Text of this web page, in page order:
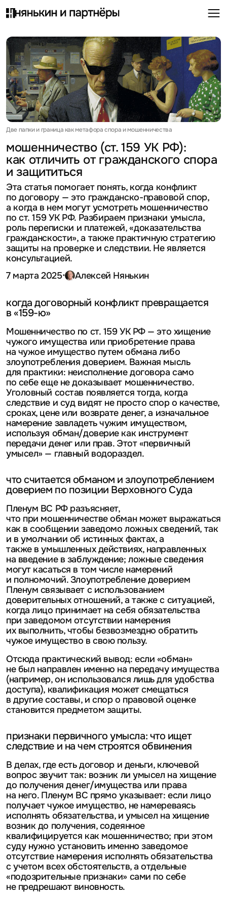
Две папки и граница как метафора спора и мошенничества
мошенничество (ст. 159 УК РФ):
как отличить от гражданского спора
и защититься
Эта статья помогает понять, когда конфликт
по договору — это гражданско-правовой спор,
а когда в нем могут усмотреть мошенничество
по ст. 159 УК РФ. Разбираем признаки умысла,
роль переписки и платежей, «доказательства
гражданскости», а также практичную стратегию
защиты на проверке и следствии.Не является
консультацией.
7 марта 2025· Алексей Нянькин
когда договорный конфликт превращается
в «159-ю»
Мошенничество по ст. 159 УК РФ — это хищение
чужого имущества или приобретение права
на чужое имущество путем обмана либо
злоупотребления доверием. Важная мысль
для практики: неисполнение договора само
по себе еще не доказывает мошенничество.
Уголовный состав появляется тогда, когда
следствие и суд видят не просто спор о качестве,
сроках, цене или возврате денег, а изначальное
намерение завладеть чужим имуществом,
используя обман/доверие как инструмент
передачи денег или прав. Этот «первичный
умысел» — главный водораздел.
что считается обманом и злоупотреблением
доверием по позиции Верховного Суда
Пленум ВС РФ разъясняет,
что при мошенничестве обман может выражаться
как в сообщении заведомо ложных сведений, так
и в умолчании об истинных фактах, а
также в умышленных действиях, направленных
на введение в заблуждение; ложные сведения
могут касаться в том числе намерений
и полномочий. Злоупотребление доверием
Пленум связывает с использованием
доверительных отношений, а также с ситуацией,
когда лицо принимает на себя обязательства
при заведомом отсутствии намерения
их выполнить, чтобы безвозмездно обратить
чужое имущество в свою пользу.
Отсюда практический вывод: если «обман»
не был направлен именно на передачу имущества
(например, он использовался лишь для удобства
доступа), квалификация может смещаться
в другие составы, и спор о правовой оценке
становится предметом защиты.
признаки первичного умысла: что ищет
следствие и на чем строятся обвинения
В делах, где есть договор и деньги, ключевой
вопрос звучит так: возник ли умысел на хищение
до получения денег/имущества или права
на него. Пленум ВС прямо указывает: если лицо
получает чужое имущество, не намереваясь
исполнять обязательства, и умысел на хищение
возник до получения, содеянное
квалифицируется как мошенничество; при этом
суду нужно установить именно заведомое
отсутствие намерения исполнять обязательства
с учетом всех обстоятельств, а отдельные
«подозрительные признаки» сами по себе
не предрешают виновность.